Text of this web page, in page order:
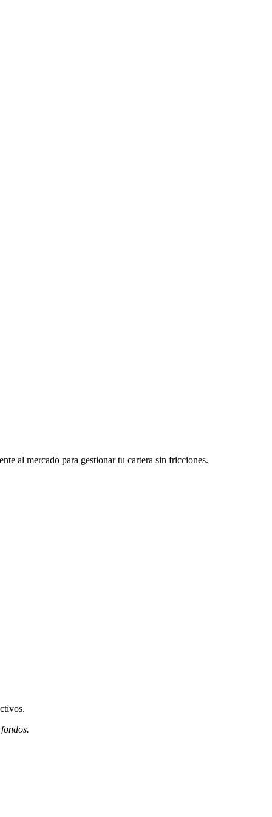
al mercado para gestionar tu cartera sin fricciones.